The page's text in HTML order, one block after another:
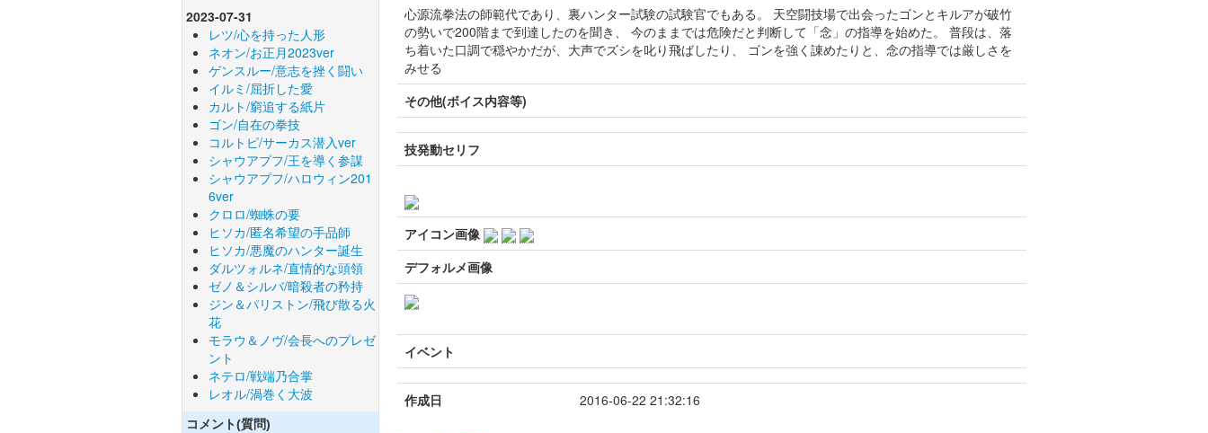
2023-07-31
レツ/心を持った人形
ネオン/お正月2023ver
ゲンスルー/意志を挫く闘い
イルミ/屈折した愛
カルト/窮追する紙片
ゴン/自在の拳技
コルトピ/サーカス潜入ver
シャウアプフ/王を導く参謀
シャウアプフ/ハロウィン201
6ver
クロロ/蜘蛛の要
ヒソカ/匿名希望の手品師
ヒソカ/悪魔のハンター誕生
ダルツォルネ/直情的な頭領
ゼノ＆シルバ/暗殺者の矜持
ジン＆パリストン/飛び散る火
花
モラウ＆ノヴ/会長へのプレゼ
ント
ネテロ/戦端乃合掌
レオル/渦巻く大波
コメント(質問)
心源流拳法の師範代であり、裏ハンター試験の試験官でもある。 天空闘技場で出会ったゴンとキルアが破竹
の勢いで200階まで到達したのを聞き、 今のままでは危険だと判断して「念」の指導を始めた。 普段は、落
ち着いた口調で穏やかだが、大声でズシを叱り飛ばしたり、 ゴンを強く諌めたりと、念の指導では厳しさを
みせる
その他(ボイス内容等)
技発動セリフ
アイコン画像
デフォルメ画像
イベント
作成日 2016-06-22 21:32:16